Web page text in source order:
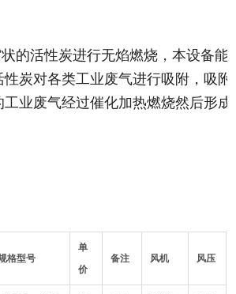
的活性炭进行无焰燃烧，本设备
性炭对各类工业废气进行吸附，吸
工业废气经过催化加热燃烧然后形
格型号
单
价
备注 风机 风压